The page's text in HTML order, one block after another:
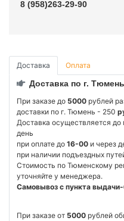
8 (958)263-29-90
Доставка Оплата
Доставка по г. Тюмень
При заказе до 5000 рублей
доставки по г. Тюмень - 250
Доставка осуществляется
день
при оплате до 16-00 и через
при наличии подъездных
Стоимость по Тюменскому
уточняйте у менеджера.
Самовывоз с пункта выдачи-
При заказе от 5000 рублей